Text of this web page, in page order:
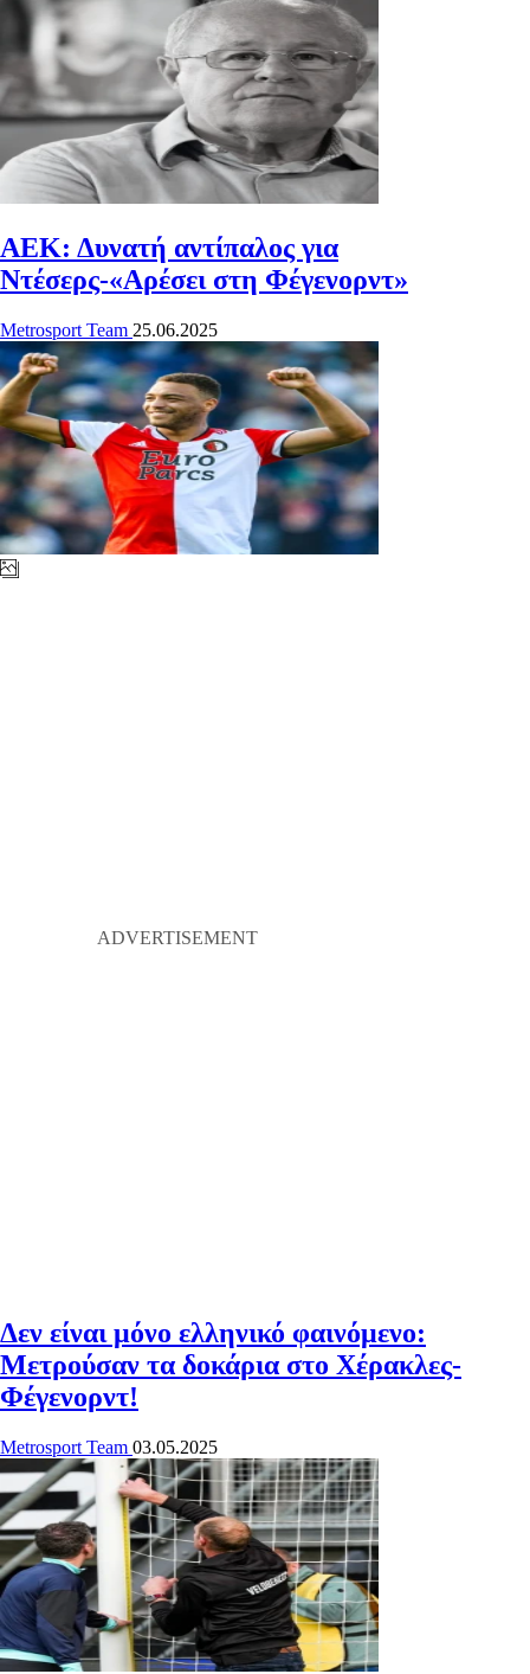
ΑΕΚ: Δυνατή αντίπαλος για
Ντέσερς-«Αρέσει στη Φέγενορντ»
Metrosport Team 25.06.2025
Δεν είναι μόνο ελληνικό φαινόμενο:
Μετρούσαν τα δοκάρια στο Χέρακλες-
Φέγενορντ!
Metrosport Team 03.05.2025